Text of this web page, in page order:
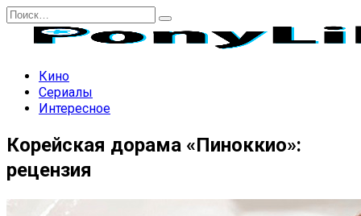
Перейти
содержанию
Search
Кино
Сериалы
Интересное
Корейская дорама «Пиноккио»:
рецензия